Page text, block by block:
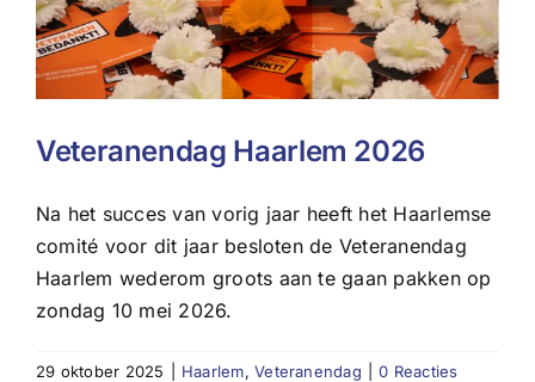
Veteranendag Haarlem 2026
Na het succes van vorig jaar heeft het Haarlemse
comité voor dit jaar besloten de Veteranendag
Haarlem wederom groots aan te gaan pakken op
zondag 10 mei 2026.
29 oktober 2025 Haarlem,Veteranendag
0 Reacties